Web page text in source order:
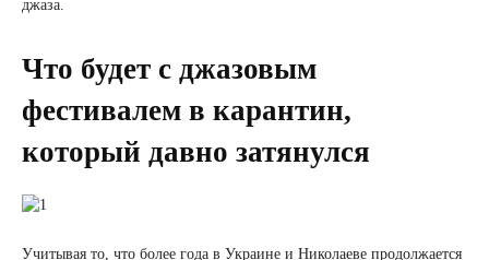
джаза.
Что будет с джазовым
фестивалем в карантин,
который давно затянулся
Учитывая то, что более года в Украине и Николаеве продолжается